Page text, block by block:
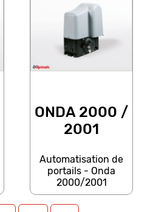
ONDA 2000 /
2001
Automatisation de
portails - Onda
2000/2001